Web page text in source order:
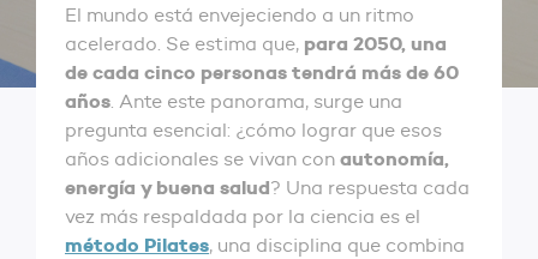
El mundo está envejeciendo a un ritmo
acelerado. Se estima que, para 2050, una
de cada cinco personas tendrá más de 60
años. Ante este panorama, surge una
pregunta esencial: ¿cómo lograr que esos
años adicionales se vivan con autonomía,
energía y buena salud? Una respuesta cada
vez más respaldada por la ciencia es el
método Pilates, una disciplina que combina